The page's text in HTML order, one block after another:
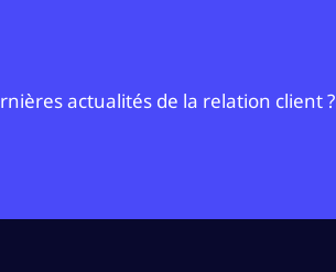
actualités de la relation client ?